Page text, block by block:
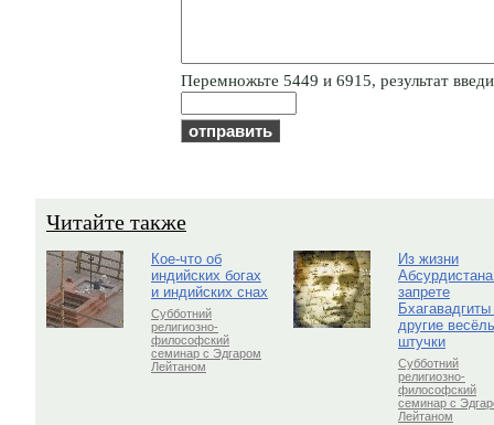
Пepeмнoжьтe 5449 и 6915, результат
Читайте также
Кое-что об
индийских богах
и индийских снах
Субботний
религиозно-
философский
семинар с Эдгаром
Лейтаном
Из жизни
запрете
Бхагавадгиты
другие
штучки
Субботний
религиозно-
философский
семинар с
Лейтаном